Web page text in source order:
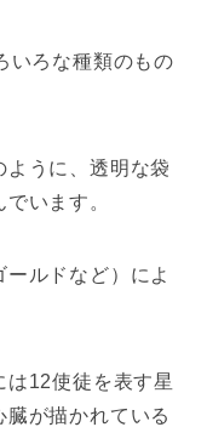
いろな種類のもの
うに、透明な袋
います。
ルドなど）によ
は12使徒を表す星
が描かれている